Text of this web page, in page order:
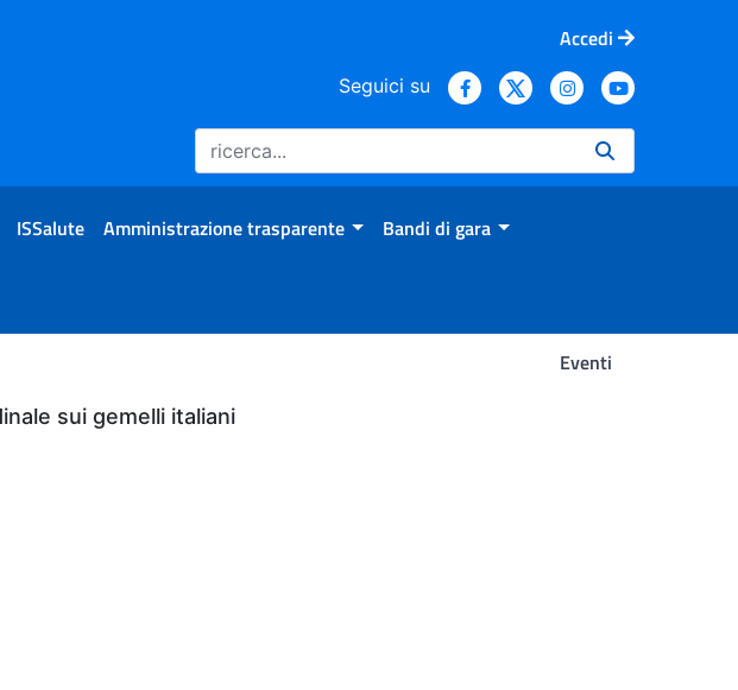
Accedi
Seguici su
ISSalute Amministrazione trasparente Bandi di gara
Eventi
sui gemelli italiani